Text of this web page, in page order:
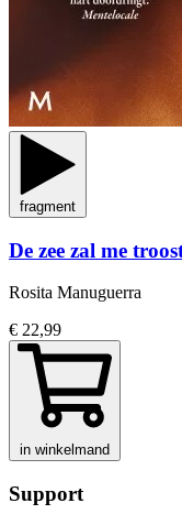
fragment
De zee zal me
Rosita Manuguerra
€ 22,99
in winkelmand
Support